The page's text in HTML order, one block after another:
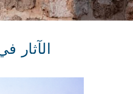
الآثار